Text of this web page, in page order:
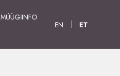
MÜÜGIINFO
EN ET